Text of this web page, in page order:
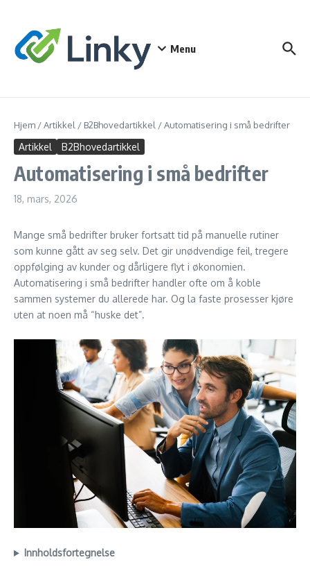
Menu
Hjem /Artikkel / B2Bhovedartikkel /Automatisering i små bedrifter
Artikkel B2Bhovedartikkel
Automatisering i små bedrifter
18, mars, 2026
Mange små bedrifter bruker fortsatt tid på manuelle rutiner
som kunne gått av seg selv. Det gir unødvendige feil, tregere
oppfølging av kunder og dårligere flyt i økonomien.
Automatisering i små bedrifter handler ofte om å koble
sammen systemer du allerede har. Og la faste prosesser kjøre
uten at noen må “huske det”.
Innholdsfortegnelse